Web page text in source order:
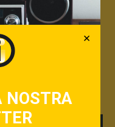
i contenuti che ti invieremo.
×
NOSTRA